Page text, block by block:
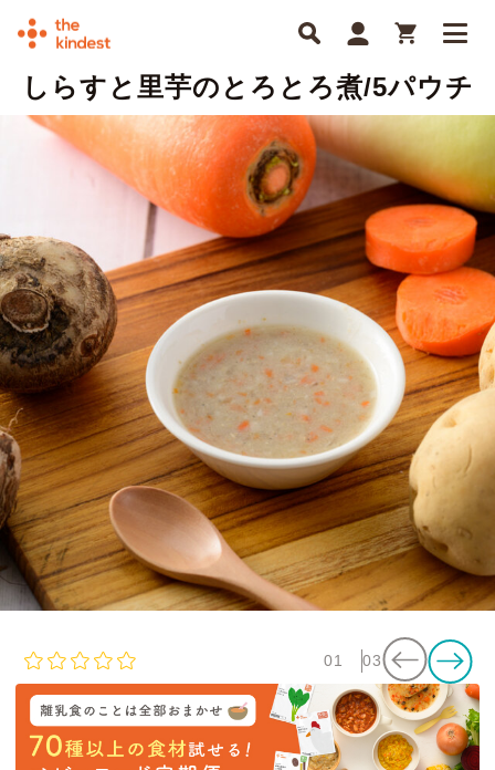
しらすと里芋のとろとろ煮/5パウチ
01 03